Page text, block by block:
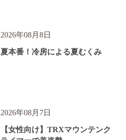
2026年08月8日
夏本番！冷房による夏むくみ
2026年08月7日
【女性向け】TRXマウンテンク